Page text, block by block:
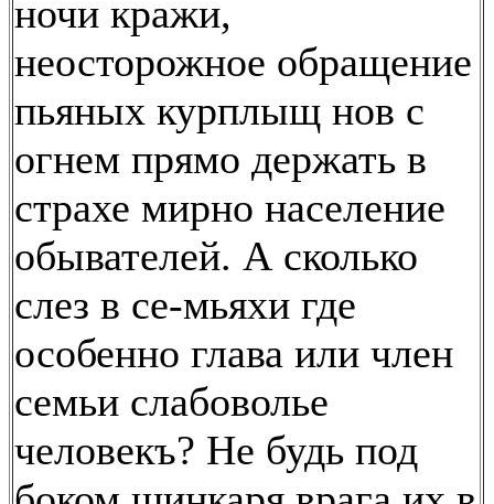
ночи кражи,
неосторожное обращение
пьяных курплыщ нов с
огнем прямо держать в
страхе мирно население
обывателей. А сколько
слез в се-мьяхи где
особенно глава или член
семьи слабоволье
человекъ? Не будь под